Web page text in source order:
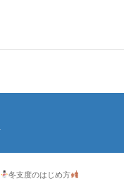
冬支度のはじめ方